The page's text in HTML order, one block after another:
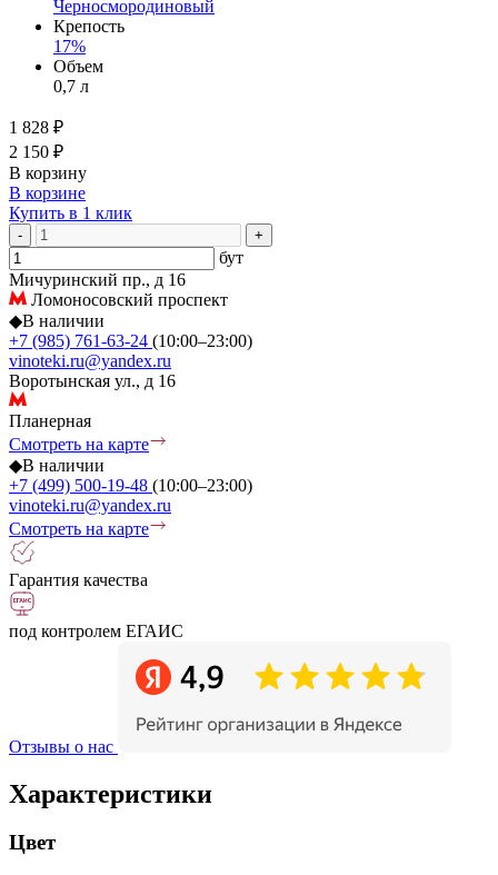
Черносмородиновый
Крепость
17%
Объем
0,7 л
1 828 ₽
2 150 ₽
В корзину
В корзине
Купить в 1 клик
- +
бут
Мичуринский пр., д 16
Ломоносовский проспект
◆В наличии
+7 (985) 761-63-24 (10:00–23:00)
vinoteki.ru@yandex.ru
Воротынская ул., д 16
Планерная
Смотреть на карте
◆В наличии
+7 (499) 500-19-48 (10:00–23:00)
vinoteki.ru@yandex.ru
Смотреть на карте
Гарантия качества
под контролем ЕГАИС
Отзывы о нас
Характеристики
Цвет